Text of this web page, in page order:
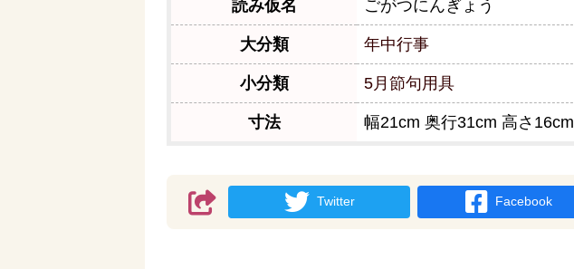
読み仮名 ごがつにんぎょう
大分類 年中行事
小分類 5月節句用具
寸法 幅21cm 奥行31cm 高さ16cm
Twitter Facebook